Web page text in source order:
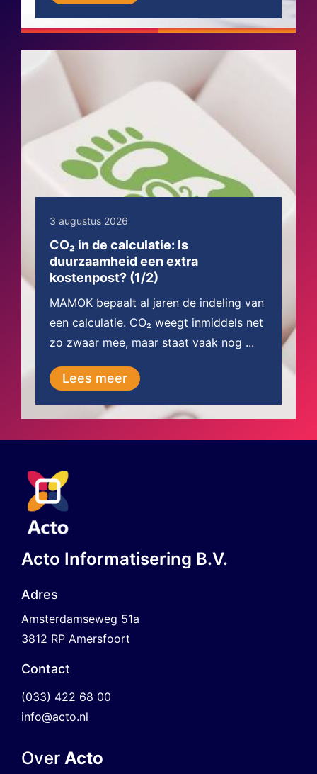
3 augustus 2026
CO₂ in de calculatie: Is
duurzaamheid een extra
kostenpost? (1/2)
MAMOK bepaalt al jaren de indeling van
een calculatie. CO₂ weegt inmiddels net
zo zwaar mee, maar staat vaak nog ...
Lees meer
Acto Informatisering B.V.
Adres
Amsterdamseweg 51a
3812 RP Amersfoort
Contact
(033) 422 68 00
info@acto.nl
Over Acto